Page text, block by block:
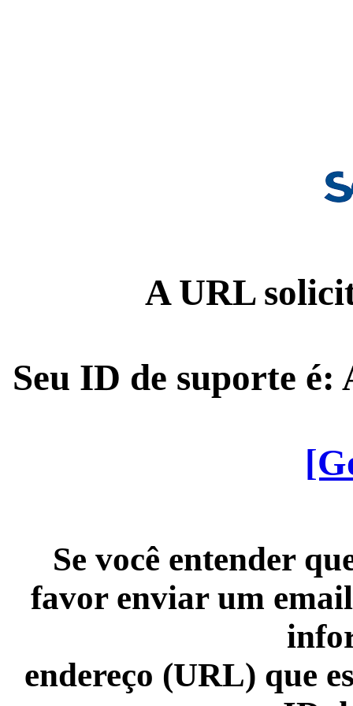
A URL
Seu ID de suporte é:
Se você entender
favor enviar um
endereço (URL) que